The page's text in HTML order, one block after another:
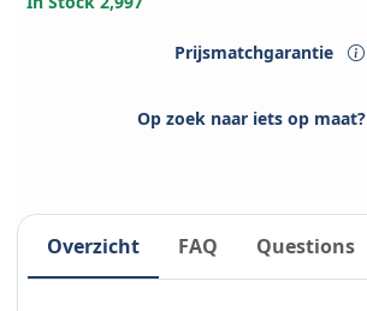
Prijsmatchgarantie
Op zoek naar iets op maat?
Overzicht FAQ Questions